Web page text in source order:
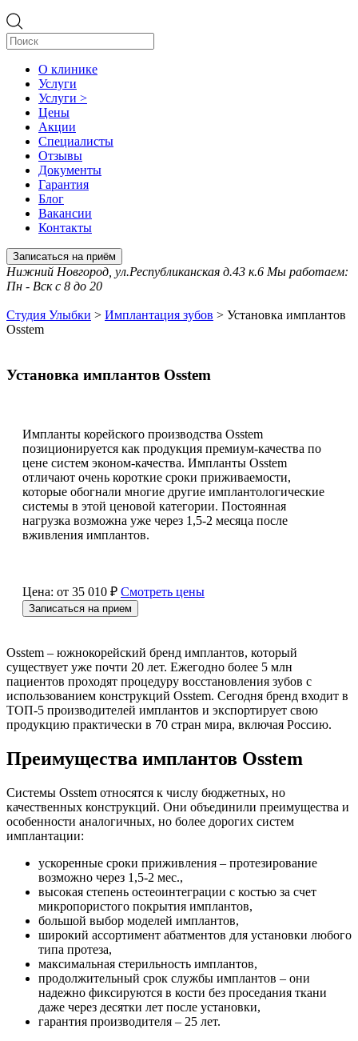
О клинике
Услуги
Услуги >
Цены
Акции
Специалисты
Отзывы
Документы
Гарантия
Блог
Вакансии
Контакты
Записаться на приём
Нижний Новгород, ул.Республиканская д.43 к.6 Мы работаем:
Пн - Вск с 8 до 20
Студия Улыбки > Имплантация зубов > Установка имплантов
Osstem
Установка имплантов Osstem
Импланты корейского производства Osstem
позиционируется как продукция премиум-качества по
цене систем эконом-качества. Импланты Osstem
отличают очень короткие сроки приживаемости,
которые обогнали многие другие имплантологические
системы в этой ценовой категории. Постоянная
нагрузка возможна уже через 1,5-2 месяца после
вживления имплантов.
Цена: от 35 010 ₽ Смотреть цены
Записаться на прием
Osstem – южнокорейский бренд имплантов, который
существует уже почти 20 лет. Ежегодно более 5 млн
пациентов проходят процедуру восстановления зубов с
использованием конструкций Osstem. Сегодня бренд входит в
ТОП-5 производителей имплантов и экспортирует свою
продукцию практически в 70 стран мира, включая Россию.
Преимущества имплантов Osstem
Системы Osstem относятся к числу бюджетных, но
качественных конструкций. Они объединили преимущества и
особенности аналогичных, но более дорогих систем
имплантации:
ускоренные сроки приживления – протезирование
возможно через 1,5-2 мес.,
высокая степень остеоинтеграции с костью за счет
микропористого покрытия имплантов,
большой выбор моделей имплантов,
широкий ассортимент абатментов для установки любого
типа протеза,
максимальная стерильность имплантов,
продолжительный срок службы имплантов – они
надежно фиксируются в кости без проседания ткани
даже через десятки лет после установки,
гарантия производителя – 25 лет.